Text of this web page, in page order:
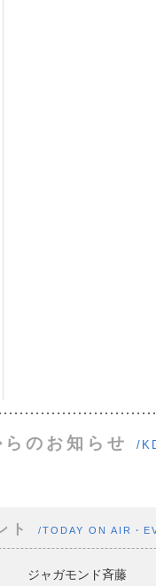
のお知らせ /
ト /TODAY ON AIR・
ジャガモンド斉藤